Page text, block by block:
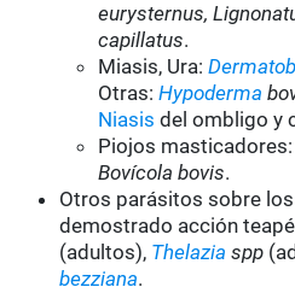
eurysternus,
capillatus.
Miasis, Ura:
Otras:Hypoderma
Niasis del ombligo y
Piojos
Bovícola bovis.
Otros parásitos sobre
demostrado acción
(adultos), Thelazia spp
bezziana.